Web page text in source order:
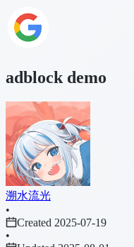
adblock demo
溯水流光
•
Created 2025-07-19
•